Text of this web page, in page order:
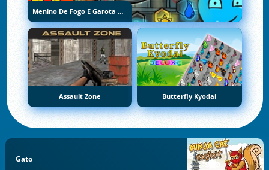
Menino De Fogo E Garota De Água 5: Elementos
Assault Zone Butterfly Kyodai
Gato